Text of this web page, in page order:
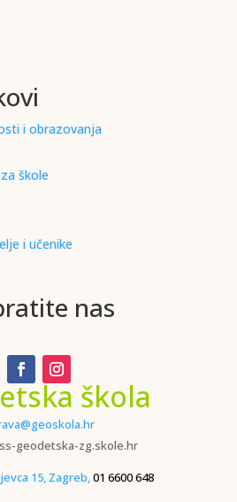
i obrazovanja
škole
i učenike
nas
škola
geodetska-zg.skole.hr
15, Zagreb,01 6600 648